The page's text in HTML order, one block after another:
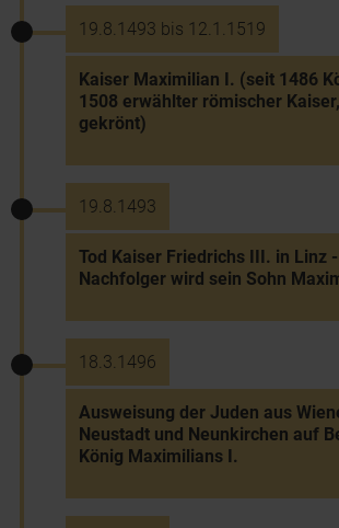
19.8.1493 bis 12.1.1519
Kaiser Maximilian I. (seit 1486
1508 erwählter römischer
gekrönt)
19.8.1493
Tod Kaiser Friedrichs III. in Linz -
Nachfolger wird sein Sohn
18.3.1496
Ausweisung der Juden aus
Neustadt und Neunkirchen auf
König Maximilians I.